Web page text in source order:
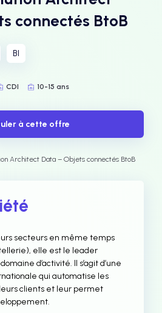
connectés BtoB
BI
CDI 10-15 ans
à cette offre
Architect Data – Objets connectés BtoB
secteurs en même temps
elle est le leader
d’activité. Il s’agit d’une
qui automatise les
clients et leur permet